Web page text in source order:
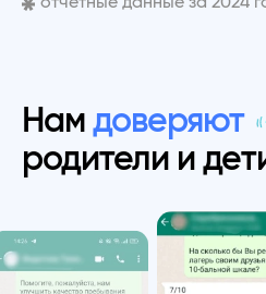
Намдоверяют
родители и